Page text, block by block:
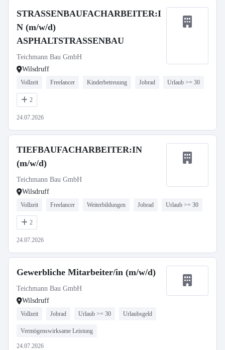
STRASSENBAUFACHARBEITER:I
N (m/w/d)
ASPHALTSTRASSENBAU
Teichmann Bau GmbH
Wilsdruff
Vollzeit Freelancer Kinderbetreuung Jobrad Urlaub >= 30
2
24.07.2026
TIEFBAUFACHARBEITER:IN
(m/w/d)
Teichmann Bau GmbH
Wilsdruff
Vollzeit Freelancer Weiterbildungen Jobrad Urlaub >= 30
2
24.07.2026
Gewerbliche Mitarbeiter/in (m/w/d)
Teichmann Bau GmbH
Wilsdruff
Vollzeit Jobrad Urlaub >= 30 Urlaubsgeld
Vermögenswirksame Leistung
24.07.2026